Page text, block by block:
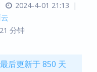
2024-4-01 21:13
|
21 分钟
后更新于 850 天